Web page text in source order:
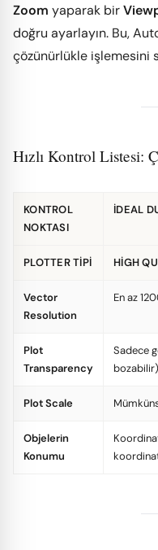
Zoom yaparak bir
doğru ayarlayın. Bu,
çözünürlükle işlemesini
Hızlı Kontrol Listesi:
KONTROL
NOKTASI
İDEAL
PLOTTER TIPI HIGH
Vector
Resolution
En az
Plot
Transparency
Sadece
bozabilir)
Plot Scale
Objelerin
Konumu